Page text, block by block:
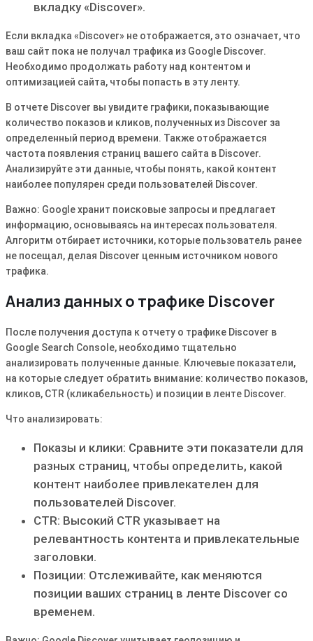
вкладку «Discover».
Если вкладка «Discover» не отображается, это означает, что
ваш сайт пока не получал трафика из Google Discover.
Необходимо продолжать работу над контентом и
оптимизацией сайта, чтобы попасть в эту ленту.
В отчете Discover вы увидите графики, показывающие
количество показов и кликов, полученных из Discover за
определенный период времени. Также отображается
частота появления страниц вашего сайта в Discover.
Анализируйте эти данные, чтобы понять, какой контент
наиболее популярен среди пользователей Discover.
Важно: Google хранит поисковые запросы и предлагает
информацию, основываясь на интересах пользователя.
Алгоритм отбирает источники, которые пользователь ранее
не посещал, делая Discover ценным источником нового
трафика.
Анализ данных о трафике Discover
После получения доступа к отчету о трафике Discover в
Google Search Console, необходимо тщательно
анализировать полученные данные. Ключевые показатели,
на которые следует обратить внимание: количество показов,
кликов, CTR (кликабельность) и позиции в ленте Discover.
Что анализировать:
Показы и клики: Сравните эти показатели для
разных страниц, чтобы определить, какой
контент наиболее привлекателен для
пользователей Discover.
CTR: Высокий CTR указывает на
релевантность контента и привлекательные
заголовки.
Позиции: Отслеживайте, как меняются
позиции ваших страниц в ленте Discover со
временем.